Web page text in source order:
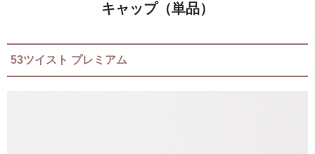
キャップ（単品）
53ツイスト プレミアム